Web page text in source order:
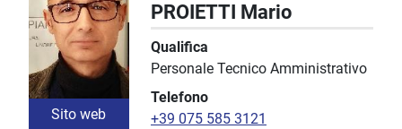
Sito web
PROIETTI Mario
Qualifica
Personale Tecnico Amministrativo
Telefono
+39 075 585 3121